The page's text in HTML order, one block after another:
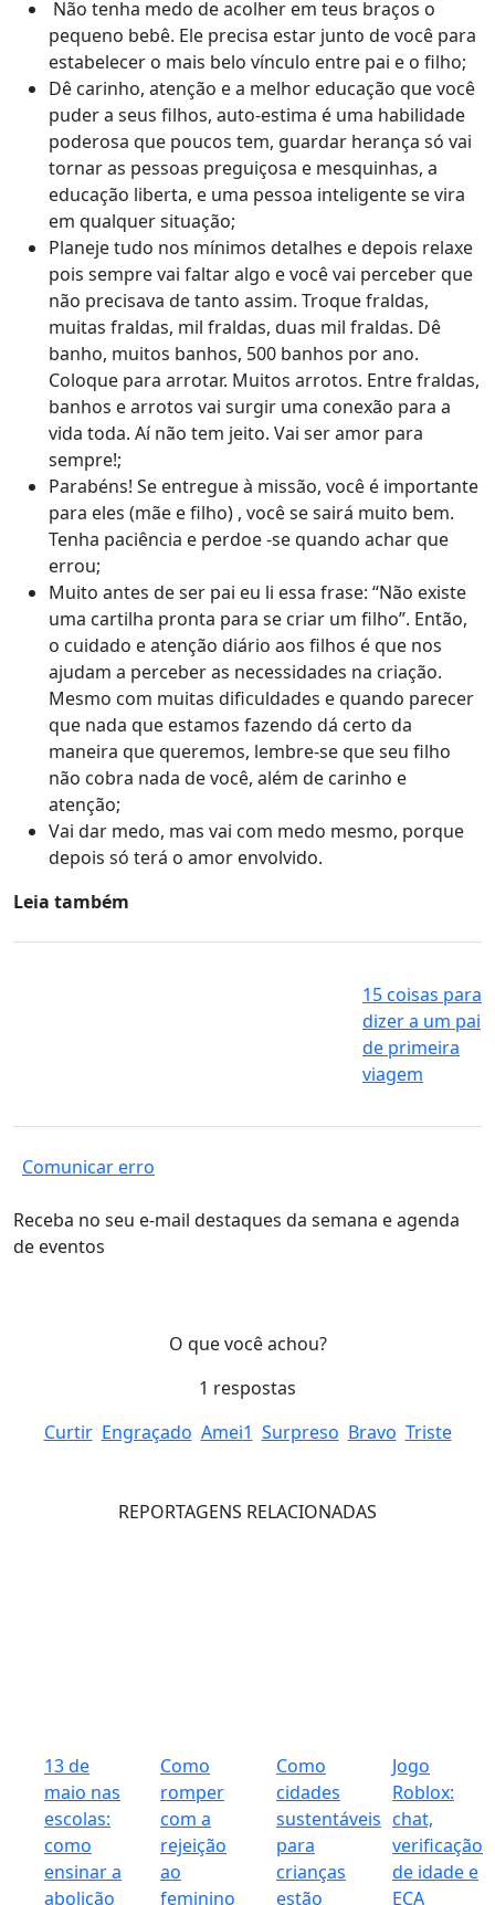
Não tenha medo de acolher em teus braços o
pequeno bebê. Ele precisa estar junto de você para
estabelecer o mais belo vínculo entre pai e o filho;
Dê carinho, atenção e a melhor educação que você
puder a seus filhos, auto-estima é uma habilidade
poderosa que poucos tem, guardar herança só vai
tornar as pessoas preguiçosa e mesquinhas, a
educação liberta, e uma pessoa inteligente se vira
em qualquer situação;
Planeje tudo nos mínimos detalhes e depois relaxe
pois sempre vai faltar algo e você vai perceber que
não precisava de tanto assim. Troque fraldas,
muitas fraldas, mil fraldas, duas mil fraldas. Dê
banho, muitos banhos, 500 banhos por ano.
Coloque para arrotar. Muitos arrotos. Entre fraldas,
banhos e arrotos vai surgir uma conexão para a
vida toda. Aí não tem jeito. Vai ser amor para
sempre!;
Parabéns! Se entregue à missão, você é importante
para eles (mãe e filho) , você se sairá muito bem.
Tenha paciência e perdoe -se quando achar que
errou;
Muito antes de ser pai eu li essa frase: “Não existe
uma cartilha pronta para se criar um filho”. Então,
o cuidado e atenção diário aos filhos é que nos
ajudam a perceber as necessidades na criação.
Mesmo com muitas dificuldades e quando parecer
que nada que estamos fazendo dá certo da
maneira que queremos, lembre-se que seu filho
não cobra nada de você, além de carinho e
atenção;
Vai dar medo, mas vai com medo mesmo, porque
depois só terá o amor envolvido.
Leia também
15 coisas para
dizer a um pai
de primeira
viagem
Comunicar erro
Receba no seu e-mail destaques da semana e agenda
de eventos
O que você achou?
1 respostas
Curtir Engraçado Amei1 Surpreso Bravo Triste
REPORTAGENS RELACIONADAS
13 de
maio nas
escolas:
como
ensinar a
abolição
Como
romper
com a
rejeição
ao
feminino
Como
cidades
sustentáveis
para
crianças
estão
Jogo
Roblox:
chat,
verificação
de idade e
ECA